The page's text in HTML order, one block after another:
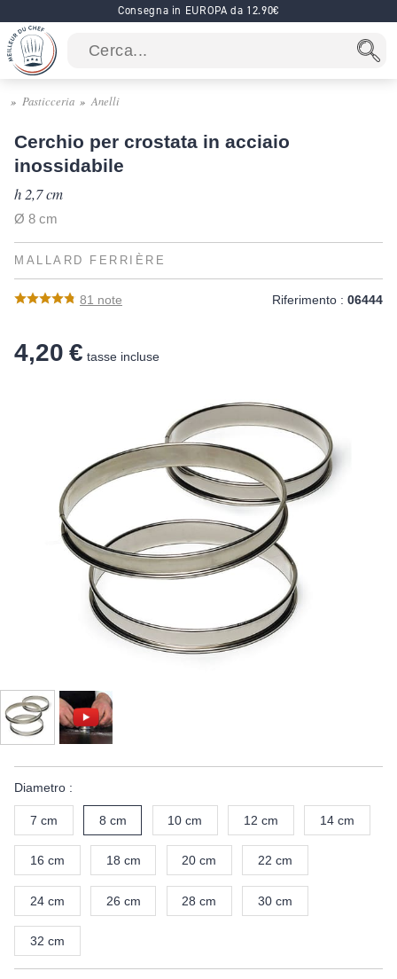
Consegna in EUROPA da 12.90€
Pasticceria Anelli
Cerchio per crostata in acciaio
inossidabile
h 2,7 cm
Ø 8 cm
MALLARD FERRIÈRE
81 note Riferimento : 06444
4,20 € tasse incluse
Diametro :
7 cm 8 cm 10 cm 12 cm 14 cm
16 cm 18 cm 20 cm 22 cm
24 cm 26 cm 28 cm 30 cm
32 cm